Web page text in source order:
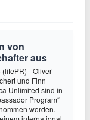
von
aus
- Oliver
und Finn
Unlimited sind in
Program“
worden.